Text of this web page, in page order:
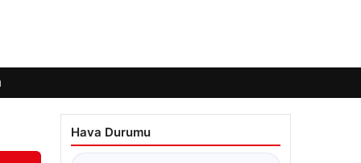
Hava Durumu